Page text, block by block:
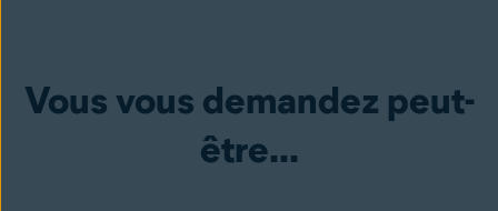
Vous vous demandez peut-
être...